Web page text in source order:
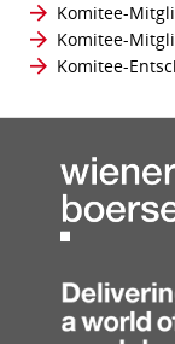
Komitee-
Komitee-
Komitee-